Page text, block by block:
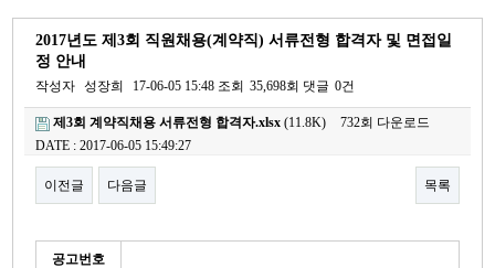
2017년도 제3회 직원채용(계약직) 서류전형 합격자 및 면접일
정 안내
작성자 성장희 17-06-05 15:48 조회 35,698회 댓글 0건
제3회 계약직채용 서류전형 합격자.xlsx (11.8K)
732회 다운로드
DATE : 2017-06-05 15:49:27
이전글 다음글 목록
본문
공고번호